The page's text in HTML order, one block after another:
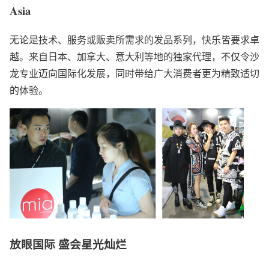
Asia
无论是技术、服务或贩卖所需求的发品系列，快乐皆要求卓
越。来自日本、加拿大、意大利等地的独家代理，不仅令沙
龙专业迈向国际化发展，同时带给广大消费者更为精致适切
的体验。
放眼国际盛会星光灿烂